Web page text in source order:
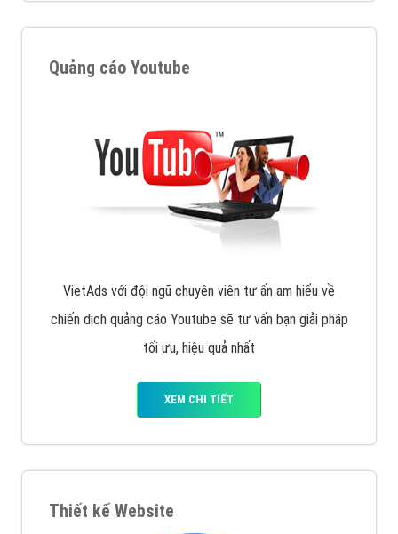
Quảng cáo Youtube
VietAds với đội ngũ chuyên viên tư ấn am hiểu về
chiến dịch quảng cáo Youtube sẽ tư vấn bạn giải pháp
tối ưu, hiệu quả nhất
XEM CHI TIẾT
Thiết kế Website